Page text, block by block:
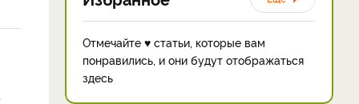
Отмечайте ♥ статьи, которые вам
понравились, и они будут отображаться
здесь